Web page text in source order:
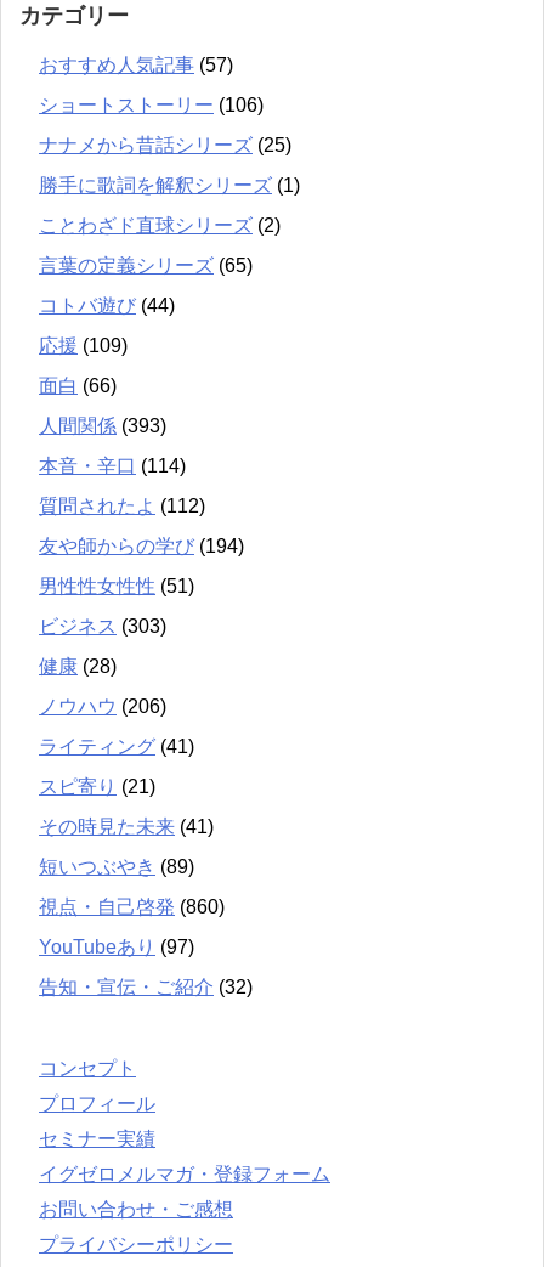
カテゴリー
おすすめ人気記事 (57)
ショートストーリー (106)
ナナメから昔話シリーズ (25)
勝手に歌詞を解釈シリーズ (1)
ことわざド直球シリーズ (2)
言葉の定義シリーズ (65)
コトバ遊び (44)
応援 (109)
面白 (66)
人間関係 (393)
本音・辛口 (114)
質問されたよ (112)
友や師からの学び (194)
男性性女性性 (51)
ビジネス (303)
健康 (28)
ノウハウ (206)
ライティング (41)
スピ寄り (21)
その時見た未来 (41)
短いつぶやき (89)
視点・自己啓発 (860)
YouTubeあり (97)
告知・宣伝・ご紹介 (32)
コンセプト
プロフィール
セミナー実績
イグゼロメルマガ・登録フォーム
お問い合わせ・ご感想
プライバシーポリシー